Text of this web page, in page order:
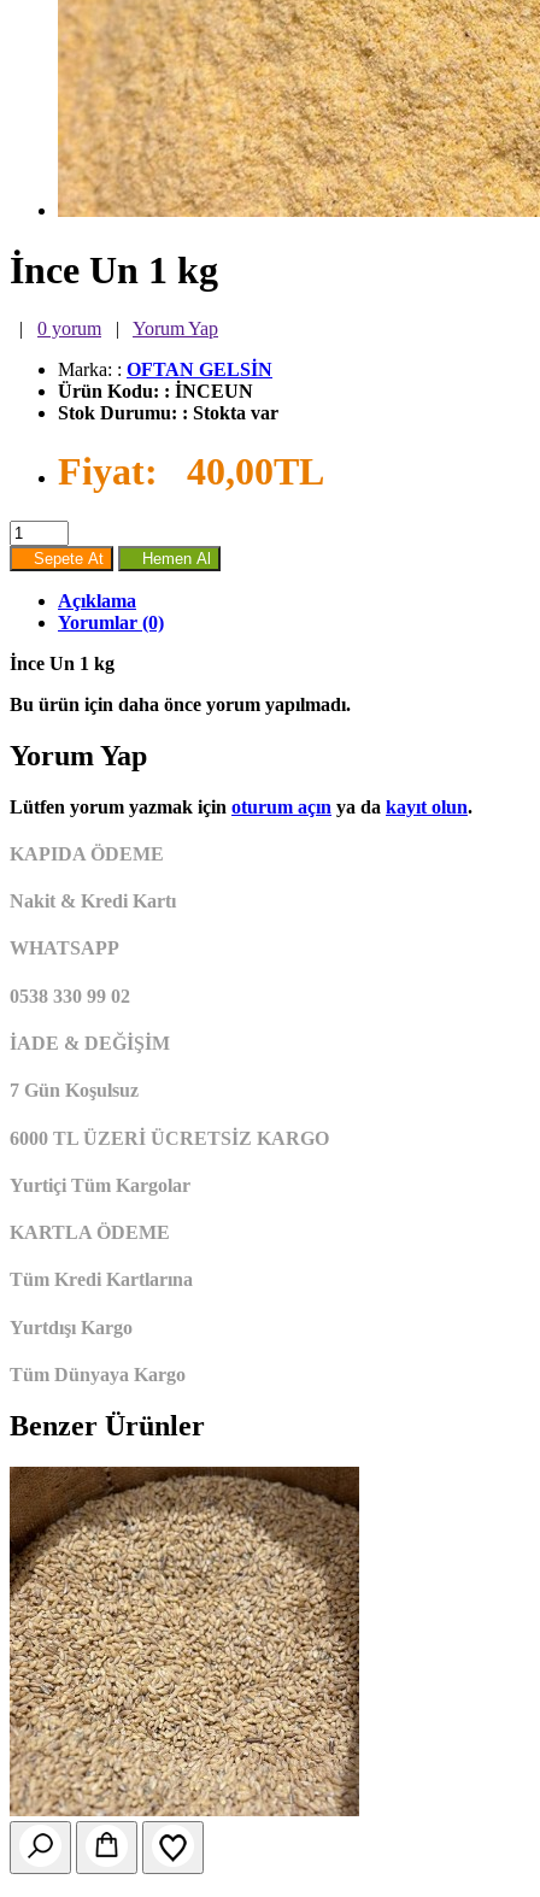
İnce Un 1 kg
| 0 yorum | Yorum Yap
Marka: : OFTAN GELSİN
Ürün Kodu: : İNCEUN
Stok Durumu: : Stokta var
Fiyat: 40,00TL
Sepete At Hemen Al
Açıklama
Yorumlar (0)
İnce Un 1 kg
Bu ürün için daha önce yorum yapılmadı.
Yorum Yap
Lütfen yorum yazmak için oturum açın ya da kayıt olun.
KAPIDA ÖDEME
Nakit & Kredi Kartı
WHATSAPP
0538 330 99 02
İADE & DEĞİŞİM
7 Gün Koşulsuz
6000 TL ÜZERİ ÜCRETSİZ KARGO
Yurtiçi Tüm Kargolar
KARTLA ÖDEME
Tüm Kredi Kartlarına
Yurtdışı Kargo
Tüm Dünyaya Kargo
Benzer Ürünler